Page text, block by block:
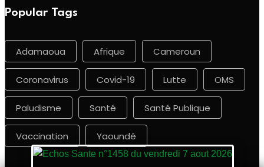
Popular Tags
Adamaoua Afrique Cameroun
Coronavirus Covid-19 Lutte OMS
Paludisme Santé Santé Publique
Vaccination Yaoundé